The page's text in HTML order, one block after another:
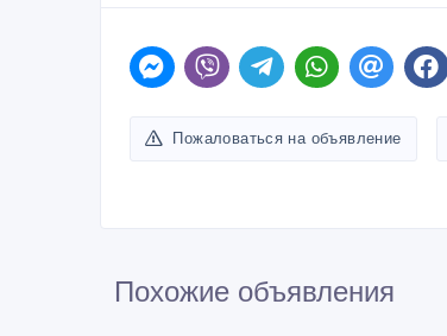
Пожаловаться на объявление
Похожие объявления